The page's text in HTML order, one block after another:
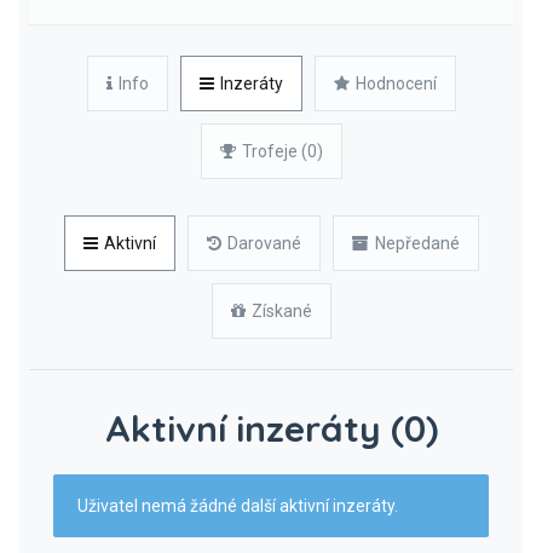
Info Inzeráty Hodnocení
Trofeje (0)
Aktivní Darované Nepředané
Získané
Aktivní inzeráty (0)
Uživatel nemá žádné další aktivní inzeráty.